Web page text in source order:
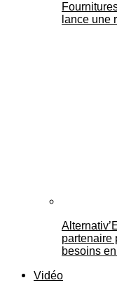
lance une
partenaire
besoins
Vidéo